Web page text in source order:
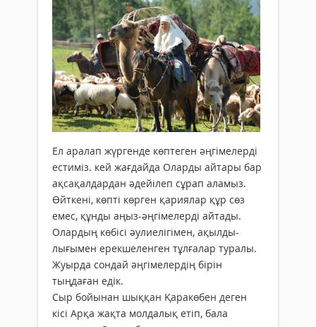
Ел аралап жүр­­­­­­­­­­­­генде көптеген әңгімелерді
естиміз. кей жағдайда Оларды айтары бар
ақса­қалдардан әдейілеп сұ­рап аламыз.
Өйткені, көпті көрген қа­риялар құр сөз
емес, құнды аңыз-әңгімелерді айтады.
Олардың көбісі әулиелігімен, ақыл­ды­
лығымен ерекшеленген тұл­ғалар туралы.
Жуырда сондай әңгімелердің бірін
тыңдаған едік.
Сыр бойынан шыққан Қаракөбен деген
кісі Арқа жақта молдалық етіп, бала